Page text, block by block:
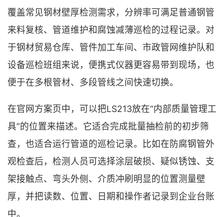
覆盖常见钢材壁厚检测需求，分辨率可满足普通钢管
来料复核、管道维护和腐蚀减薄巡检的过程记录。对
于钢材贸易仓库、管件加工车间、市政管网维护队和
设备巡检班组来说，便携式仪器更容易带到现场，也
便于在多根管材、多段管线之间快速切换。
在官网方案页中，可以把LS213放在“内部质量管理工
具”的位置来描述。它适合完成批量抽检前的初步筛
查，也适合运行管道的巡检记录。比如在防腐钢管外
观检查后，检测人员可选择涂层破损、疑似锈蚀、支
架接触点、弯头外侧、介质冲刷明显的位置测量壁
厚，并把读数、位置、日期和操作者记录到企业台账
中。